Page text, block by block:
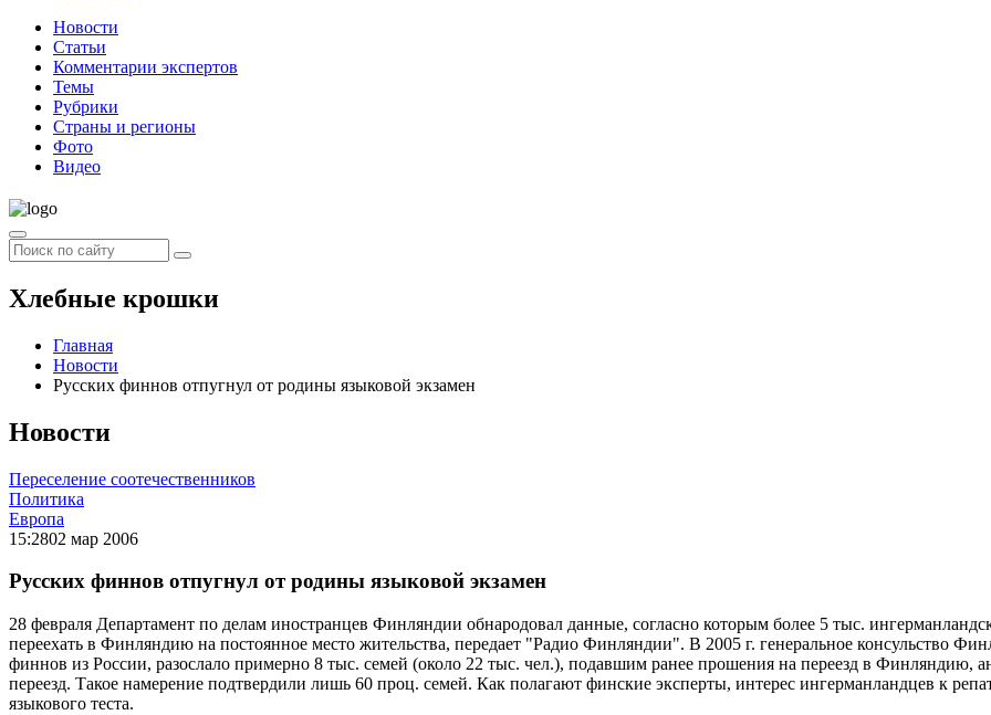
Новости
Статьи
Комментарии экспертов
Темы
Рубрики
Страны и регионы
Фото
Видео
Хлебные крошки
Главная
Новости
Русских финнов отпугнул от родины языковой экзамен
Новости
Переселение соотечественников
Политика
Европа
15:2802 мар 2006
Русских финнов отпугнул от родины языковой экзамен
28 февраля Департамент по делам иностранцев Финляндии обнародовал данные, согласно которым более 5 тыс.
переехать в Финляндию на постоянное место жительства, передает "Радио Финляндии". В 2005 г. генеральное консульство
финнов из России, разослало примерно 8 тыс. семей (около 22 тыс. чел.), подавшим ранее прошения на переезд в Финляндию,
переезд. Такое намерение подтвердили лишь 60 проц. семей. Как полагают финские эксперты, интерес ингерманландцев к
языкового теста.